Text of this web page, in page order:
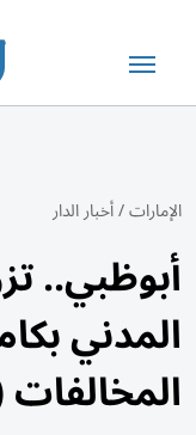
الإمارات/أخبار الدار
أبوظبي..
المدني